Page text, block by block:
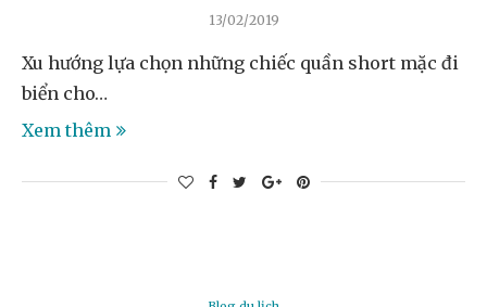
13/02/2019
Xu hướng lựa chọn những chiếc quần short mặc đi
biển cho…
Xem thêm